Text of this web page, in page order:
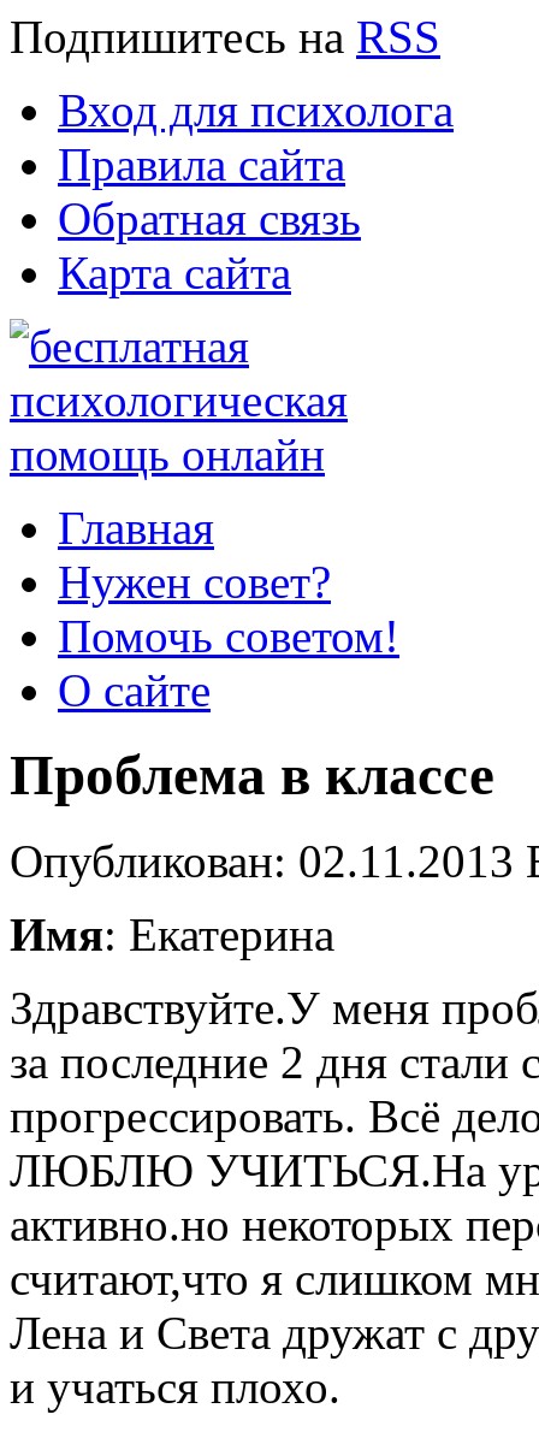
Подпишитесь на RSS
Вход для психолога
Правила сайта
Обратная связь
Карта сайта
Главная
Нужен совет?
Помочь советом!
О сайте
Проблема в классе
Опубликован: 02.11.2013
Имя: Екатерина
Здравствуйте.У меня
за последние 2 дня
прогрессировать. Всё
ЛЮБЛЮ УЧИТЬСЯ.На
активно.но некоторых
считают,что я слишком
Лена и Света дружат с
и учаться плохо.